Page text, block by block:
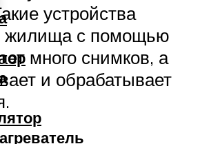
устройства
жилища с помощью
много снимков, а
и обрабатывает